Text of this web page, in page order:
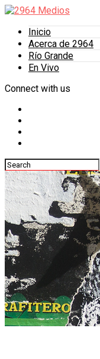
Inicio
Acerca de 2964
Río Grande
En Vivo
Connect with us